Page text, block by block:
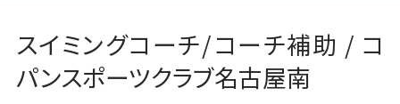
スイミングコーチ/コーチ補助 / コ
パンスポーツクラブ名古屋南